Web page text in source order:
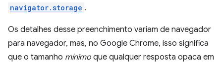
navigator.storage .
Os detalhes desse preenchimento variam de navegador
para navegador, mas, no Google Chrome, isso significa
que o tamanho mínimo que qualquer resposta opaca em